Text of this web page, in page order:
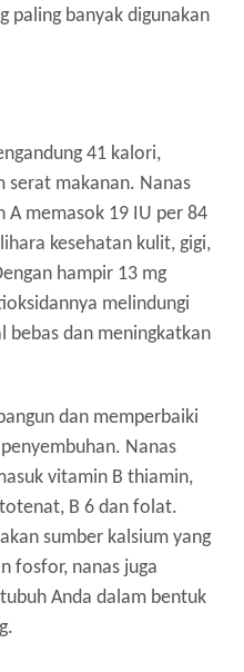
paling banyak digunakan
41 kalori,
serat makanan. Nanas
memasok 19 IU per 84
kesehatan kulit, gigi,
hampir 13 mg
melindungi
bebas dan meningkatkan
dan memperbaiki
Nanas
vitamin B thiamin,
B 6 dan folat.
sumber kalsium yang
fosfor, nanas juga
Anda dalam bentuk